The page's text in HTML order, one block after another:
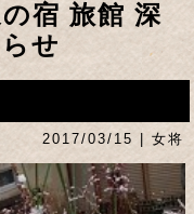
宿 旅館 深
せ
2017/03/15 | 女将